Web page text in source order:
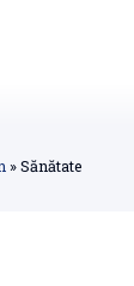
»Sănătate